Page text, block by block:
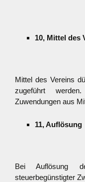
10, Mittel des
Mittel des Vereins
zugeführt
Zuwendungen aus
11, Auflösung
Bei Auflösung
steuerbegünstigter